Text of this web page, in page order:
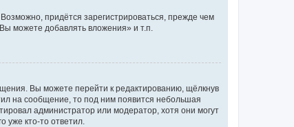
придётся зарегистрироваться, прежде чем
можете добавлять вложения» и т.п.
Вы можете перейти к редактированию, щёлкнув
на сообщение, то под ним появится небольшая
администратор или модератор, хотя они могут
уже кто-то ответил.